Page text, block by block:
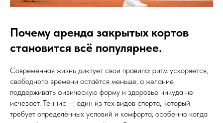
Почему аренда закрытых кортов
становится всё популярнее.
Современная жизнь диктует свои правила: ритм ускоряется,
свободного времени остаётся меньше, а желание
поддерживать физическую форму и здоровье никуда не
исчезает. Теннис — один из тех видов спорта, который
требует определённых условий и комфорта, особенно когда